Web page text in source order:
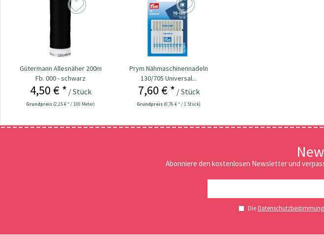
Gütermann Allesnäher 200m
Fb. 000 - schwarz
4,50 € * / Stück
Grundpreis (2,25 € * / 100 Meter)
Prym Nähmaschinennadeln
130/705 Universal...
7,60 € * / Stück
Grundpreis (0,76 € * / 1 Stück)
Abonniere den kostenlosen Newsletter und
Die